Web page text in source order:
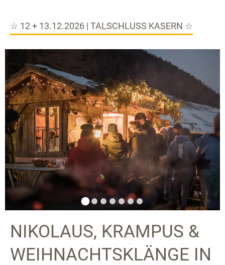
☆ 12 + 13.12.2026 | TALSCHLUSS KASERN ☆
NIKOLAUS, KRAMPUS &
WEIHNACHTSKLÄNGE IN